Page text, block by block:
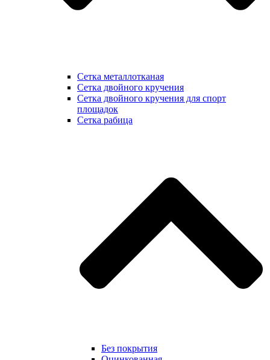
Сетка металлотканая
Сетка двойного кручения
Сетка двойного кручения для спорт
площадок
Сетка рабица
Без покрытия